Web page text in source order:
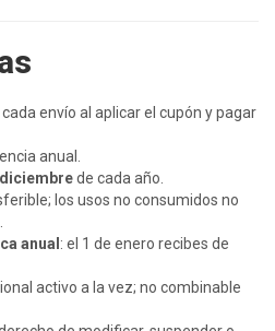
envío al aplicar el cupón y pagar
anual.
de cada año.
los usos no consumidos no
anual : el 1 de enero recibes de
activo a la vez; no combinable